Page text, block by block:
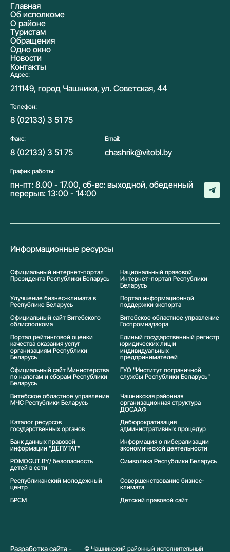
Главная
Об исполкоме
О районе
Туристам
Обращения
Одно окно
Новости
Контакты
Адрес:
211149, город Чашники, ул. Советская, 44
Телефон:
8 (02133) 3 51 75
Факс:
8 (02133) 3 51 75
Email:
chashrik@vitobl.by
График работы:
пн-пт: 8.00 - 17.00, сб-вс: выходной, обеденный
перерыв: 13:00 - 14:00
Информационные ресурсы
Официальный интернет-портал
Президента Республики Беларусь
Национальный правовой
Интернет-портал Республики
Беларусь
Улучшение бизнес-климата в
Республике Беларусь
Портал информационной
поддержки экспорта
Официальный сайт Витебского
облисполкома
Витебское областное управление
Госпромнадзора
Портал рейтинговой оценки
качества оказания услуг
организациям Республики
Беларусь
Единый государственный регистр
юридических лиц и
индивидуальных
предпринимателей
Официальный сайт Министерства
по налогам и сборам Республики
Беларусь
ГУО "Институт пограничной
службы Республики Беларусь"
Витебское областное управление
МЧС Республики Беларусь
Чашникская районная
организационная структура
ДОСААФ
Каталог ресурсов
государственных органов
Дебюрократизация
административных процедур
Банк данных правовой
информации "ДЕПУТАТ"
Информация о либерализации
экономической деятельности
POMOGUT.BY/ безопасность
детей в сети
Символика Реcпублики Беларусь
Республиканский молодежный
центр
Совершенствование бизнес-
климата
БРСМ
Детский правовой сайт
Разработка сайта - © Чашникский районный исполнительный